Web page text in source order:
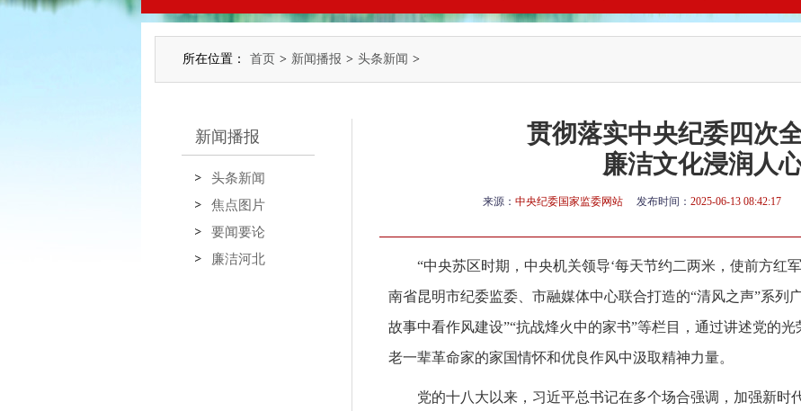
所在位置： 首页 > 新闻播报 > 头条新闻 >
新闻播报
头条新闻
焦点图片
要闻要论
廉洁河北
贯彻落实中央纪委四次
廉洁文化浸润人
来源： 中央纪委国家监委网站 发布时间： 2025-06-13 08:42:17
“中央苏区时期，中央机关领导‘每天节约二两米，使前方
南省昆明市纪委监委、市融媒体中心联合打造的“清风之声”系列
故事中看作风建设”“抗战烽火中的家书”等栏目，通过讲述党的
老一辈革命家的家国情怀和优良作风中汲取精神力量。
党的十八大以来，习近平总书记在多个场合强调，加强新时